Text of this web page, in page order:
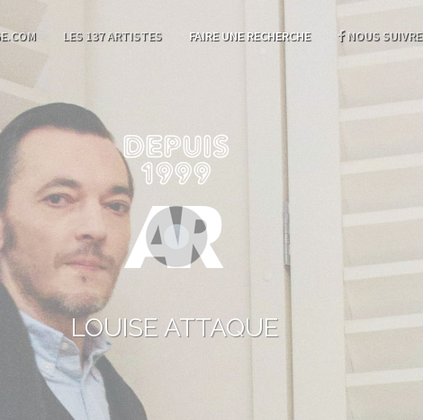
LES 137 ARTISTES FAIRE UNE RECHERCHE NOUS SUIVRE
LOUISE ATTAQUE